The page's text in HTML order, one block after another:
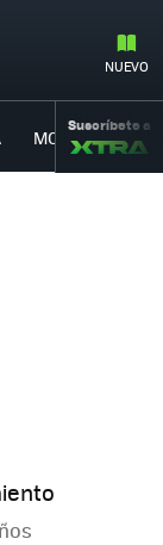
NUEVO
MOVILIDAD
Suscríbete a